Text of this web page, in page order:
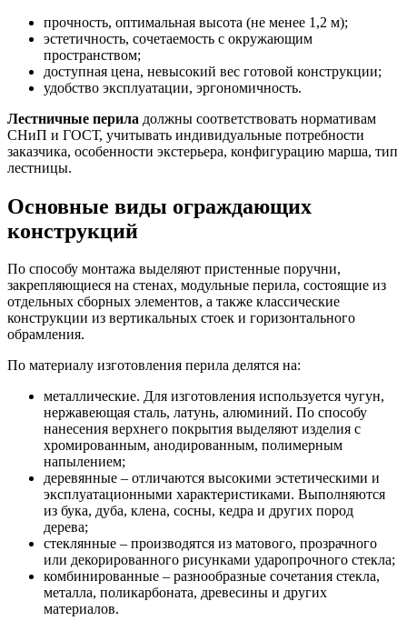
прочность, оптимальная высота (не менее 1,2 м);
эстетичность, сочетаемость с окружающим
пространством;
доступная цена, невысокий вес готовой конструкции;
удобство эксплуатации, эргономичность.
Лестничные перила должны соответствовать нормативам
СНиП и ГОСТ, учитывать индивидуальные потребности
заказчика, особенности экстерьера, конфигурацию марша, тип
лестницы.
Основные виды ограждающих
конструкций
По способу монтажа выделяют пристенные поручни,
закрепляющиеся на стенах, модульные перила, состоящие из
отдельных сборных элементов, а также классические
конструкции из вертикальных стоек и горизонтального
обрамления.
По материалу изготовления перила делятся на:
металлические. Для изготовления используется чугун,
нержавеющая сталь, латунь, алюминий. По способу
нанесения верхнего покрытия выделяют изделия с
хромированным, анодированным, полимерным
напылением;
деревянные – отличаются высокими эстетическими и
эксплуатационными характеристиками. Выполняются
из бука, дуба, клена, сосны, кедра и других пород
дерева;
стеклянные – производятся из матового, прозрачного
или декорированного рисунками ударопрочного стекла;
комбинированные – разнообразные сочетания стекла,
металла, поликарбоната, древесины и других
материалов.